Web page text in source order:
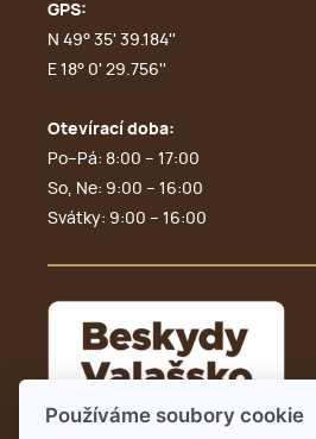
GPS:
N 49° 35' 39.184''
E 18° 0' 29.756''
Otevírací doba:
Po–Pá: 8:00 – 17:00
So, Ne: 9:00 – 16:00
Svátky: 9:00 – 16:00
Používáme soubory cookie